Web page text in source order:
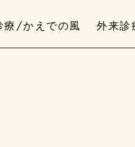
療/かえでの風 外来診